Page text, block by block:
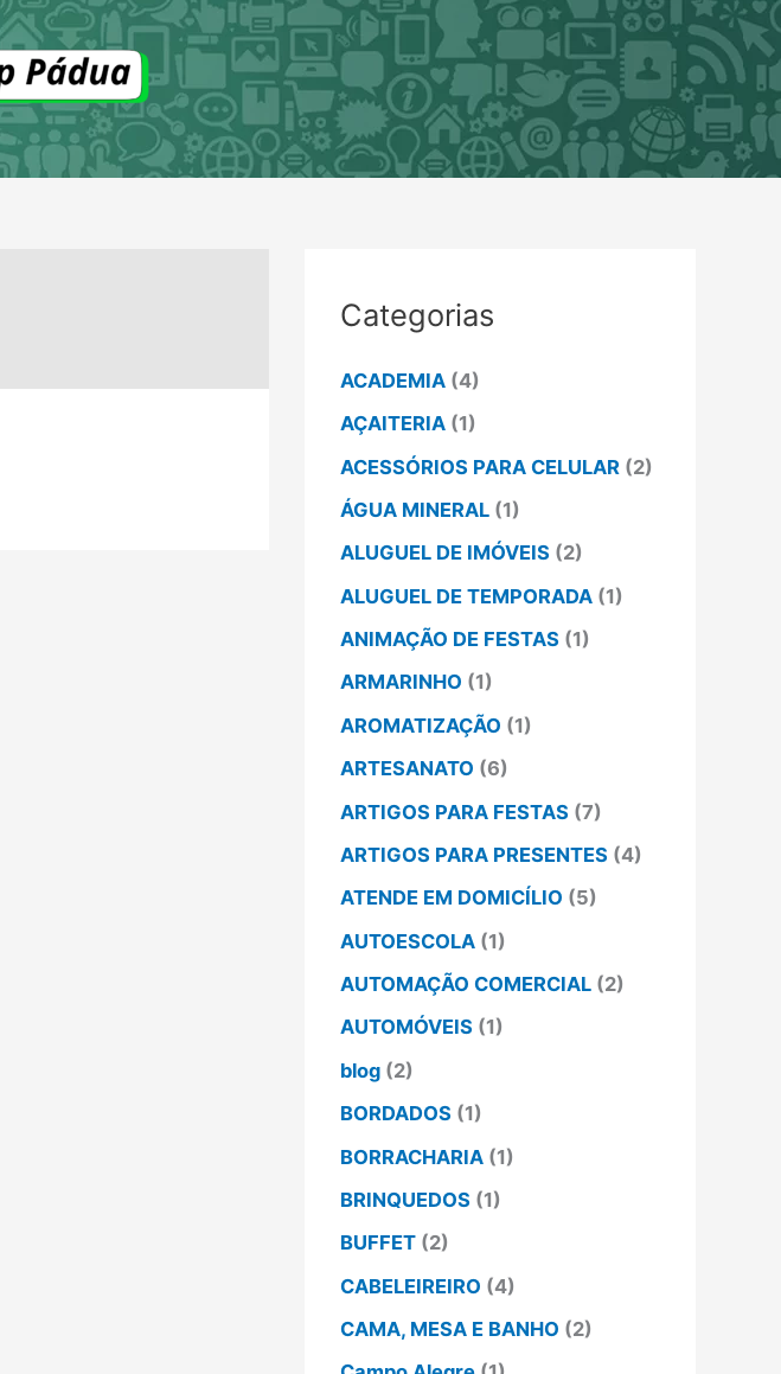
Categorias
ACADEMIA (4)
AÇAITERIA (1)
ACESSÓRIOS PARA CELULAR (2)
ÁGUA MINERAL (1)
ALUGUEL DE IMÓVEIS (2)
ALUGUEL DE TEMPORADA (1)
ANIMAÇÃO DE FESTAS (1)
ARMARINHO (1)
AROMATIZAÇÃO (1)
ARTESANATO (6)
ARTIGOS PARA FESTAS (7)
ARTIGOS PARA PRESENTES (4)
ATENDE EM DOMICÍLIO (5)
AUTOESCOLA (1)
AUTOMAÇÃO COMERCIAL (2)
AUTOMÓVEIS (1)
blog (2)
BORDADOS (1)
BORRACHARIA (1)
BRINQUEDOS (1)
BUFFET (2)
CABELEIREIRO (4)
CAMA, MESA E BANHO (2)